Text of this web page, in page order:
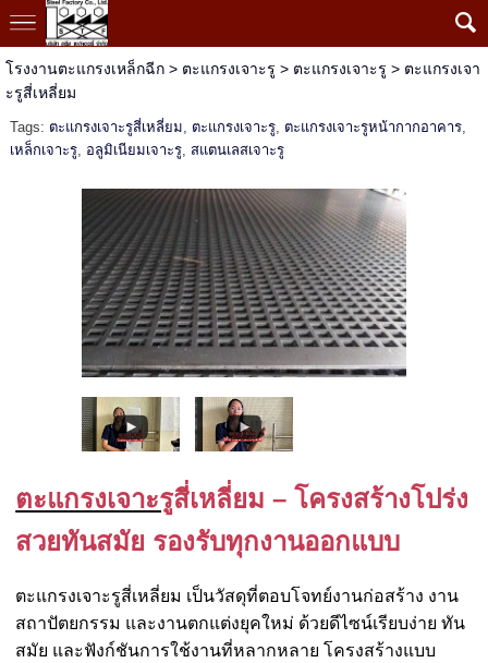
โรงงานตะแกรงเหล็กฉีก> ตะแกรงเจาะรู > ตะแกรงเจาะรู > ตะแกรงเจา
ะรูสี่เหลี่ยม
Tags: ตะแกรงเจาะรูสี่เหลี่ยม, ตะแกรงเจาะรู, ตะแกรงเจาะรูหน้ากากอาคาร,
เหล็กเจาะรู, อลูมิเนียมเจาะรู, สแตนเลสเจาะรู
ตะแกรงเจาะรูสี่เหลี่ยม – โครงสร้างโปร่ง
สวยทันสมัย รองรับทุกงานออกแบบ
ตะแกรงเจาะรูสี่เหลี่ยม เป็นวัสดุที่ตอบโจทย์งานก่อสร้าง งาน
สถาปัตยกรรม และงานตกแต่งยุคใหม่ ด้วยดีไซน์เรียบง่าย ทัน
สมัย และฟังก์ชันการใช้งานที่หลากหลาย โครงสร้างแบบ